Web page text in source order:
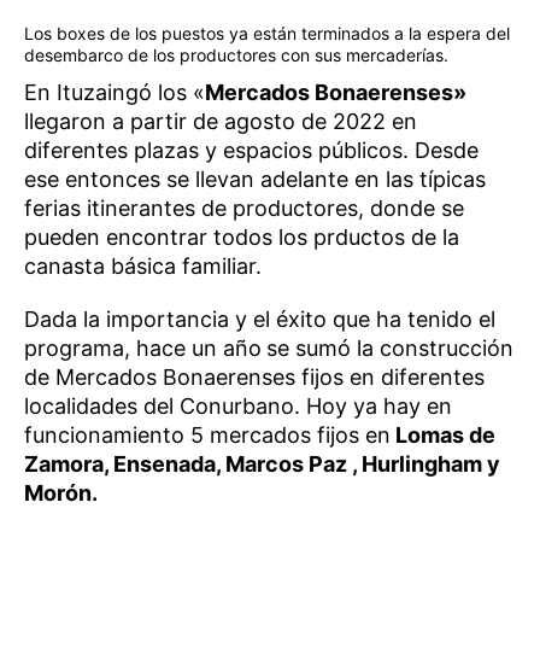
Los boxes de los puestos ya están terminados a la espera del
desembarco de los productores con sus mercaderías.
En Ituzaingó los «Mercados Bonaerenses»
llegaron a partir de agosto de 2022 en
diferentes plazas y espacios públicos. Desde
ese entonces se llevan adelante en las típicas
ferias itinerantes de productores, donde se
pueden encontrar todos los prductos de la
canasta básica familiar.
Dada la importancia y el éxito que ha tenido el
programa, hace un año se sumó la construcción
de Mercados Bonaerenses fijos en diferentes
localidades del Conurbano. Hoy ya hay en
funcionamiento 5 mercados fijos en Lomas de
Zamora, Ensenada, Marcos Paz , Hurlingham y
Morón.